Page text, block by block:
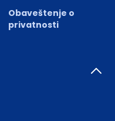
Obaveštenje o
privatnosti